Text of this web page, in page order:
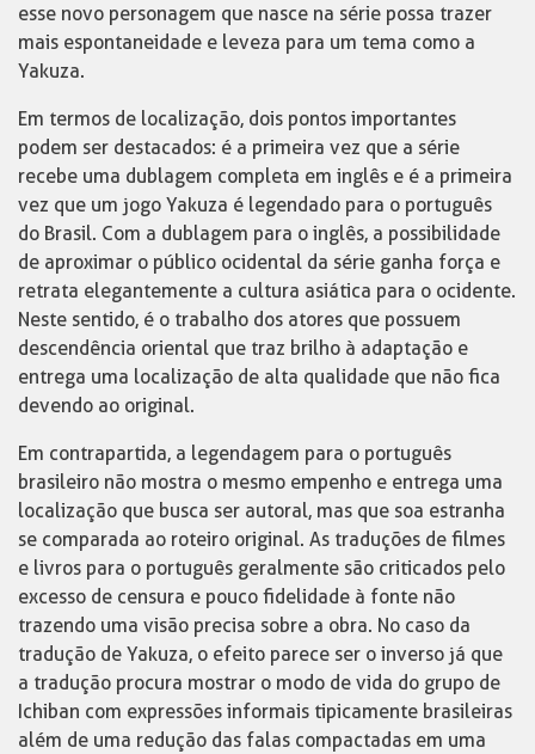
esse novo personagem que nasce na série possa trazer
mais espontaneidade e leveza para um tema como a
Yakuza.
Em termos de localização, dois pontos importantes
podem ser destacados: é a primeira vez que a série
recebe uma dublagem completa em inglês e é a primeira
vez que um jogo Yakuza é legendado para o português
do Brasil. Com a dublagem para o inglês, a possibilidade
de aproximar o público ocidental da série ganha força e
retrata elegantemente a cultura asiática para o ocidente.
Neste sentido, é o trabalho dos atores que possuem
descendência oriental que traz brilho à adaptação e
entrega uma localização de alta qualidade que não fica
devendo ao original.
Em contrapartida, a legendagem para o português
brasileiro não mostra o mesmo empenho e entrega uma
localização que busca ser autoral, mas que soa estranha
se comparada ao roteiro original. As traduções de filmes
e livros para o português geralmente são criticados pelo
excesso de censura e pouco fidelidade à fonte não
trazendo uma visão precisa sobre a obra. No caso da
tradução de Yakuza, o efeito parece ser o inverso já que
a tradução procura mostrar o modo de vida do grupo de
Ichiban com expressões informais tipicamente brasileiras
além de uma redução das falas compactadas em uma